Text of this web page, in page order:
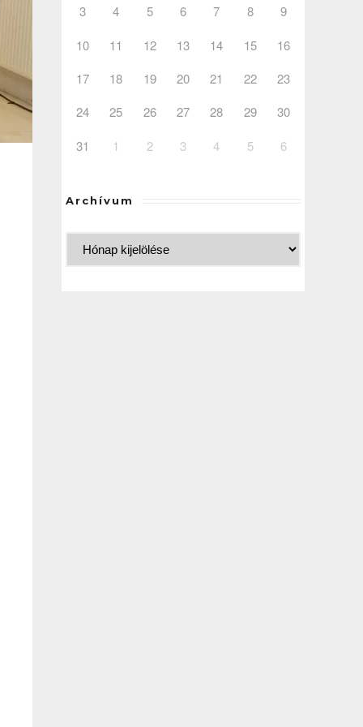
3
4 5 6 7 8
9
10
11 12 13 14 15
16
17
18 19 20 21 22
23
24
25 26 27 28 29
30
31
1 2 3 4 5 6
Archívum